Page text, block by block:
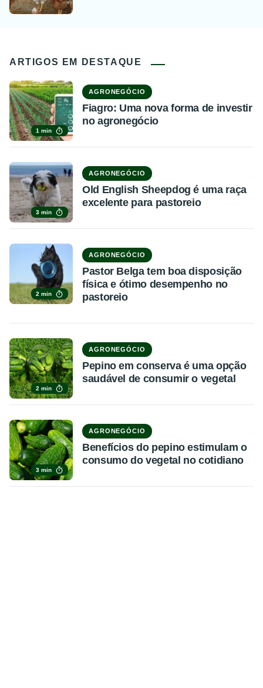
ARTIGOS EM DESTAQUE
1 min
AGRONEGÓCIO
Fiagro: Uma nova forma de investir
no agronegócio
3 min
AGRONEGÓCIO
Old English Sheepdog é uma raça
excelente para pastoreio
2 min
AGRONEGÓCIO
Pastor Belga tem boa disposição
física e ótimo desempenho no
pastoreio
2 min
AGRONEGÓCIO
Pepino em conserva é uma opção
saudável de consumir o vegetal
3 min
AGRONEGÓCIO
Benefícios do pepino estimulam o
consumo do vegetal no cotidiano